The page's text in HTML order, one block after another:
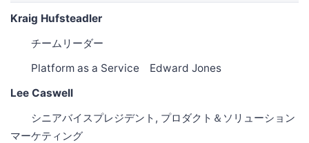
Kraig Hufsteadler
チームリーダー
Platform as a Service Edward Jones
Lee Caswell
シニアバイスプレジデント, プロダクト＆ソリューション
マーケティング